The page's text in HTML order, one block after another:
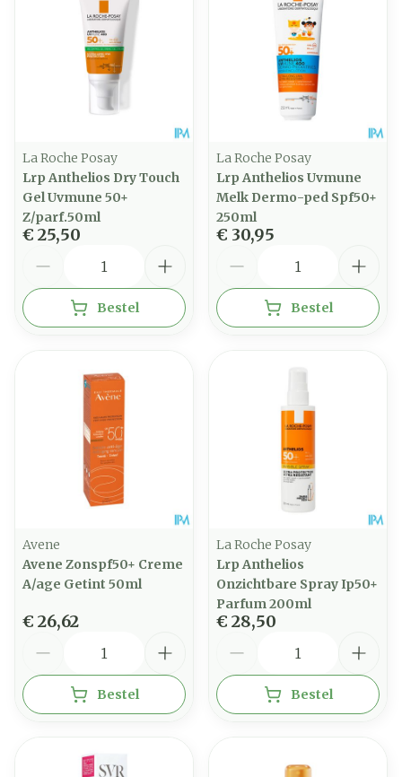
La Roche Posay
Lrp Anthelios Dry Touch
Gel Uvmune 50+
Z/parf.50ml
€ 25,50
Bestel
La Roche Posay
Lrp Anthelios Uvmune
Melk Dermo-ped Spf50+
250ml
€ 30,95
Bestel
Avene
Avene Zonspf50+ Creme
A/age Getint 50ml
€ 26,62
Bestel
La Roche Posay
Lrp Anthelios
Onzichtbare Spray Ip50+
Parfum 200ml
€ 28,50
Bestel